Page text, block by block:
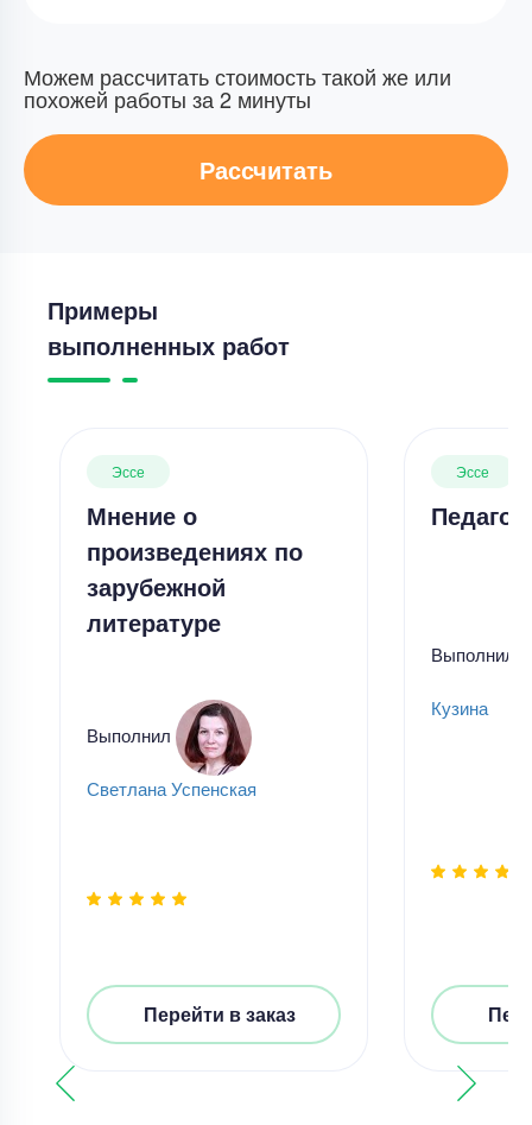
Можем рассчитать стоимость такой же или
похожей работы за 2 минуты
Рассчитать
Примеры
выполненных работ
Эссе
Мнение о
произведениях по
зарубежной
литературе
Выполнил
Светлана Успенская
Перейти в заказ
Эссе
Выполнил
Кузина